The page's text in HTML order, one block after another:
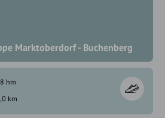
Marktoberdorf - Buchenberg
hm
km